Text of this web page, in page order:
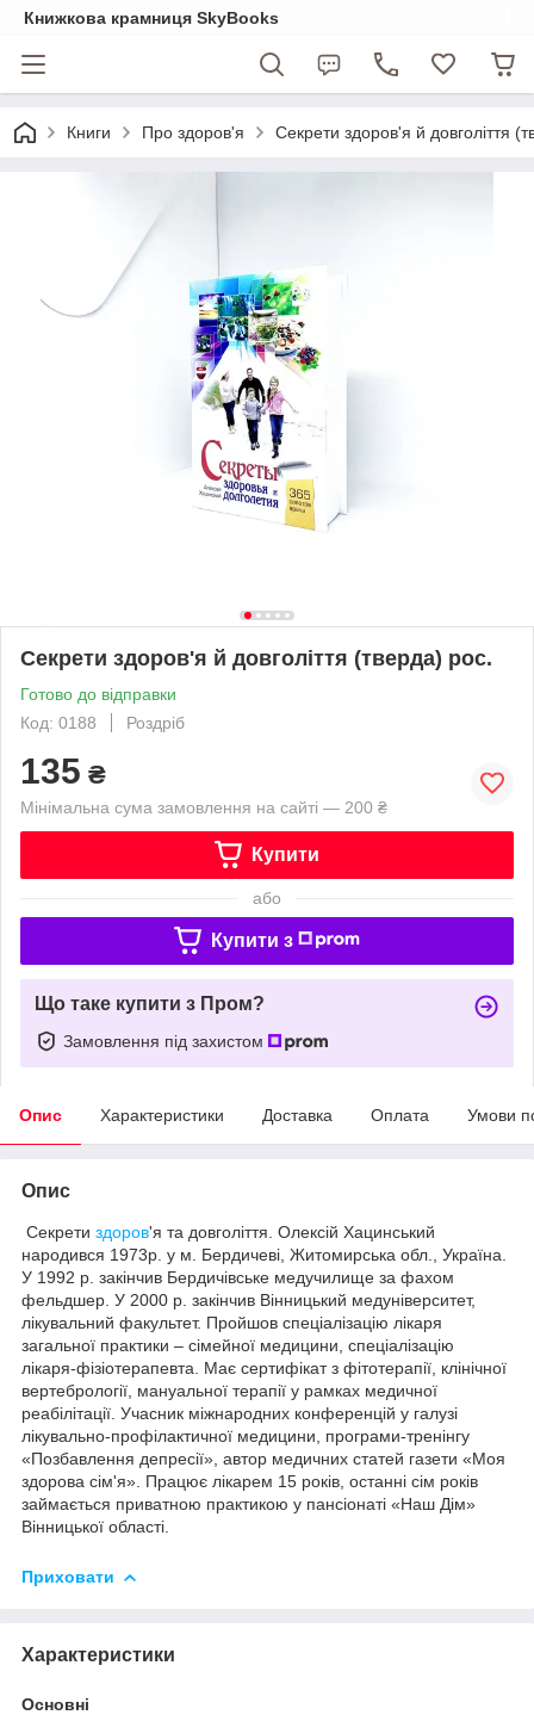
Книжкова крамниця SkyBooks
Книги Про здоров'я Секрети здоров'я й довголіття
Секрети здоров'я й довголіття (тверда) рос.
Готово до відправки
Код: 0188
Роздріб
135 ₴
Мінімальна сума замовлення на сайті — 200 ₴
Купити
або
Купити з
Що таке купити з Пром?
Замовлення під захистом
Опис Характеристики Доставка Оплата Умови
Опис
Секрети здоров'я та довголіття. Олексій Хацинський
народився 1973р. у м. Бердичеві, Житомирська обл., Україна.
У 1992 р. закінчив Бердичівське медучилище за фахом
фельдшер. У 2000 р. закінчив Вінницький медуніверситет,
лікувальний факультет. Пройшов спеціалізацію лікаря
загальної практики – сімейної медицини, спеціалізацію
лікаря-фізіотерапевта. Має сертифікат з фітотерапії, клінічної
вертебрології, мануальної терапії у рамках медичної
реабілітації. Учасник міжнародних конференцій у галузі
лікувально-профілактичної медицини, програми-тренінгу
«Позбавлення депресії», автор медичних статей газети «Моя
здорова сім'я». Працює лікарем 15 років, останні сім років
займається приватною практикою у пансіонаті «Наш Дім»
Вінницької області.
Приховати
Характеристики
Основні